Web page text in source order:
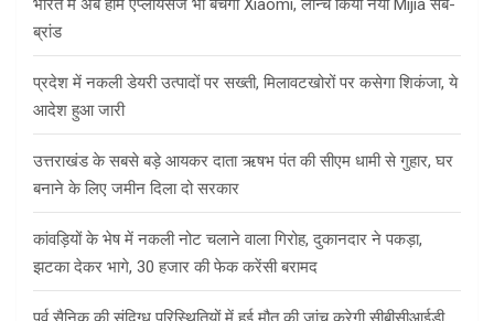
ब्रांड
प्रदेश में नकली डेयरी उत्पादों पर सख्ती, मिलावटखोरों पर कसेगा शिकंजा, ये
आदेश हुआ जारी
उत्तराखंड के सबसे बड़े आयकर दाता ऋषभ पंत की सीएम धामी से गुहार, घर
बनाने के लिए जमीन दिला दो सरकार
कांवड़ियों के भेष में नकली नोट चलाने वाला गिरोह, दुकानदार ने पकड़ा,
झटका देकर भागे, 30 हजार की फेक करेंसी बरामद